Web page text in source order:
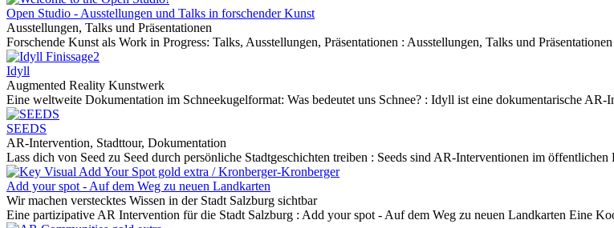
Open Studio - Ausstellungen und Talks in forschender Kunst
Ausstellungen, Talks und Präsentationen
Forschende Kunst als Work in Progress: Talks, Ausstellungen, Präsentationen : Ausstellungen, Talks und
Idyll
Augmented Reality Kunstwerk
Eine weltweite Dokumentation im Schneekugelformat: Was bedeutet uns Schnee? : Idyll ist eine dokumentarische AR-
SEEDS
AR-Intervention, Stadttour, Dokumentation
Lass dich von Seed zu Seed durch persönliche Stadtgeschichten treiben : Seeds sind AR-Interventionen im
Add your spot - Auf dem Weg zu neuen Landkarten
Wir machen verstecktes Wissen in der Stadt Salzburg sichtbar
Eine partizipative AR Intervention für die Stadt Salzburg : Add your spot - Auf dem Weg zu neuen Landkarten Eine